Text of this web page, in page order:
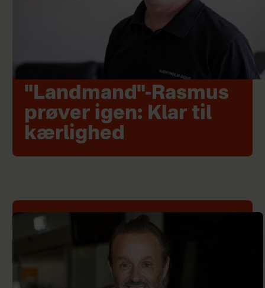
"Landmand"-Rasmus
prøver igen: Klar til
kærlighed